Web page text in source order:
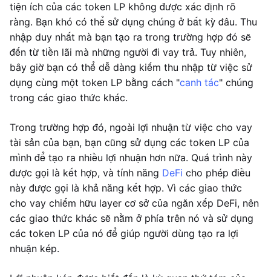
tiện ích của các token LP không được xác định rõ
ràng. Bạn khó có thể sử dụng chúng ở bất kỳ đâu. Thu
nhập duy nhất mà bạn tạo ra trong trường hợp đó sẽ
đến từ tiền lãi mà những người đi vay trả. Tuy nhiên,
bây giờ bạn có thể dễ dàng kiếm thu nhập từ việc sử
dụng cùng một token LP bằng cách "canh tác" chúng
trong các giao thức khác.
Trong trường hợp đó, ngoài lợi nhuận từ việc cho vay
tài sản của bạn, bạn cũng sử dụng các token LP của
mình để tạo ra nhiều lợi nhuận hơn nữa. Quá trình này
được gọi là kết hợp, và tính năng DeFi cho phép điều
này được gọi là khả năng kết hợp. Vì các giao thức
cho vay chiếm hữu layer cơ sở của ngăn xếp DeFi, nên
các giao thức khác sẽ nằm ở phía trên nó và sử dụng
các token LP của nó để giúp người dùng tạo ra lợi
nhuận kép.